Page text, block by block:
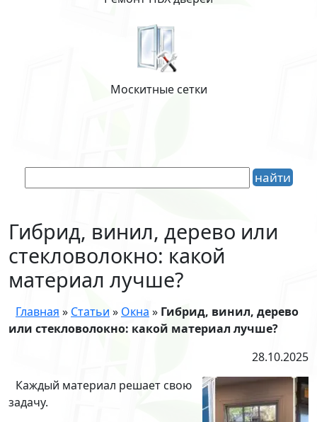
Москитные сетки
Гибрид, винил, дерево или
стекловолокно: какой
материал лучше?
Главная » Статьи » Окна » Гибрид, винил, дерево
или стекловолокно: какой материал лучше?
28.10.2025
Каждый материал решает свою
задачу.